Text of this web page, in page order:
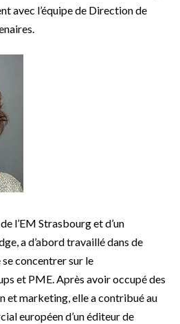
avec l’équipe de Direction de
l’EM Strasbourg et d’un
a d’abord travaillé dans de
concentrer sur le
et PME. Après avoir occupé des
et marketing, elle a contribué au
européen d’un éditeur de